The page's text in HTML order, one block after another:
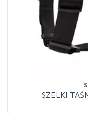
SZELKI